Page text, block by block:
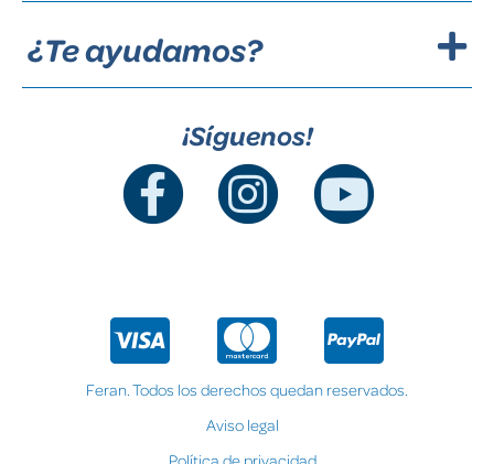
¿Te ayudamos?
¡Síguenos!
Feran. Todos los derechos quedan reservados.
Aviso legal
Política de privacidad